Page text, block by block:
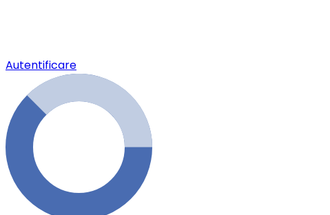
Autentificare